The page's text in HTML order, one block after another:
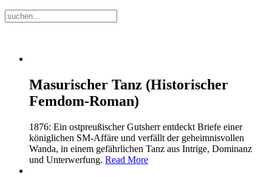
Masurischer Tanz (Historischer
Femdom-Roman)
1876: Ein ostpreußischer Gutsherr entdeckt Briefe einer
königlichen SM-Affäre und verfällt der geheimnisvollen
Wanda, in einem gefährlichen Tanz aus Intrige, Dominanz
und Unterwerfung. Read More